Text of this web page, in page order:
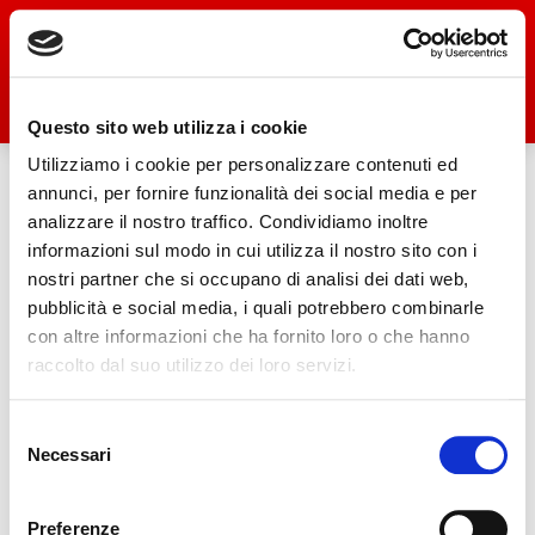
Questo sito web utilizza i cookie
Utilizziamo i cookie per personalizzare contenuti ed
annunci, per fornire funzionalità dei social media e per
analizzare il nostro traffico. Condividiamo inoltre
informazioni sul modo in cui utilizza il nostro sito con i
nostri partner che si occupano di analisi dei dati web,
pubblicità e social media, i quali potrebbero combinarle
con altre informazioni che ha fornito loro o che hanno
raccolto dal suo utilizzo dei loro servizi.
delNecessari
Preferenze
Dichiarazione cookie
Questo sito web utilizza i cookie. Utilizziamo i cookie
per personalizzare contenuti ed annunci, per fornire
funzionalità dei social media e per analizzare il
nostro traffico. Condividiamo inoltre informazioni sul
che si occupano di analisi dei dati web, pubblicità e
social media, i quali potrebbero combinarle con altre
dal suo utilizzo dei loro servizi.